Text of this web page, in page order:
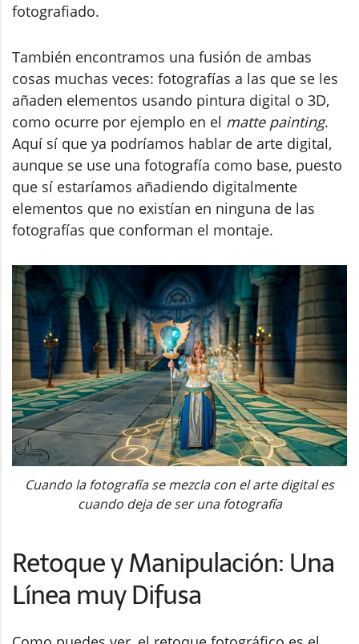
fotografiado.
También encontramos una fusión de ambas
cosas muchas veces: fotografías a las que se les
añaden elementos usando pintura digital o 3D,
como ocurre por ejemplo en el matte painting.
Aquí sí que ya podríamos hablar de arte digital,
aunque se use una fotografía como base, puesto
que sí estaríamos añadiendo digitalmente
elementos que no existían en ninguna de las
fotografías que conforman el montaje.
Cuando la fotografía se mezcla con el arte digital es
cuando deja de ser una fotografía
Retoque y Manipulación: Una
Línea muy Difusa